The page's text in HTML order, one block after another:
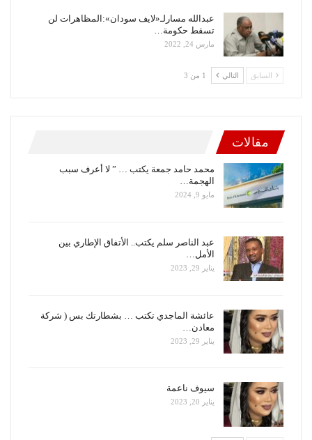
عبدالله مسارلـ«لايف سودان»:المظاهرات لن
تسقط حكومة…
مارس 24, 2022
السابق التالي 1 من 3
مقالات
محمد حامد جمعة يكتب … ” لا أعرف سبب
الهجمة…
مايو 9, 2024
عبد الناصر سلم يكتب.. الأتفاق الإطاري بين
الأمل…
يناير 29, 2023
عائشة الماجدي تكتب … بشطارتك بس ( شركة
معادن…
يناير 29, 2023
سيوف ناعمة
يناير 20, 2023